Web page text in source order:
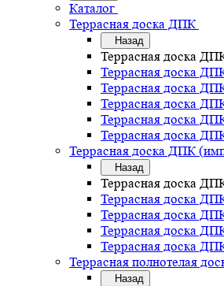
Каталог
Террасная доска ДПК
Назад
Террасная доска
Террасная доска
Террасная доска
Террасная доска
Террасная доска
Террасная доска
Террасная доска ДПК
Назад
Террасная доска
Террасная доска
Террасная доска
Террасная доска
Террасная доска
Террасная полнотелая
Назад